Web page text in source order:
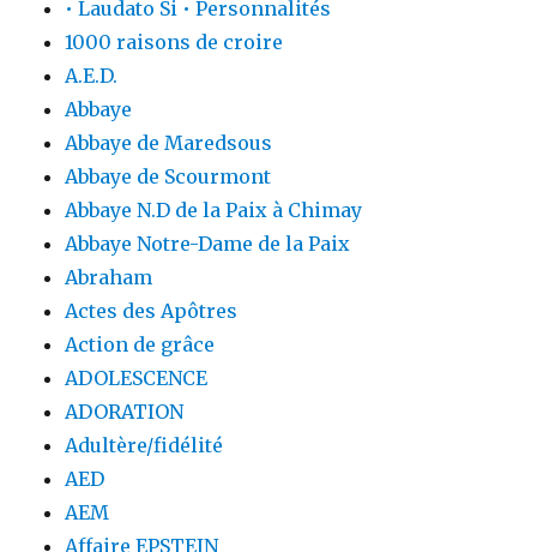
• Laudato Si • Personnalités
1000 raisons de croire
A.E.D.
Abbaye
Abbaye de Maredsous
Abbaye de Scourmont
Abbaye N.D de la Paix à Chimay
Abbaye Notre-Dame de la Paix
Abraham
Actes des Apôtres
Action de grâce
ADOLESCENCE
ADORATION
Adultère/fidélité
AED
AEM
Affaire EPSTEIN